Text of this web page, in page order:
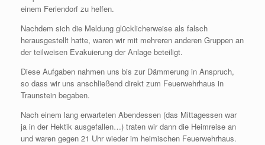
einem Feriendorf zu helfen.
Nachdem sich die Meldung glücklicherweise als falsch
herausgestellt hatte, waren wir mit mehreren anderen Gruppen an
der teilweisen Evakuierung der Anlage beteiligt.
Diese Aufgaben nahmen uns bis zur Dämmerung in Anspruch,
so dass wir uns anschließend direkt zum Feuerwehrhaus in
Traunstein begaben.
Nach einem lang erwarteten Abendessen (das Mittagessen war
ja in der Hektik ausgefallen…) traten wir dann die Heimreise an
und waren gegen 21 Uhr wieder im heimischen Feuerwehrhaus.